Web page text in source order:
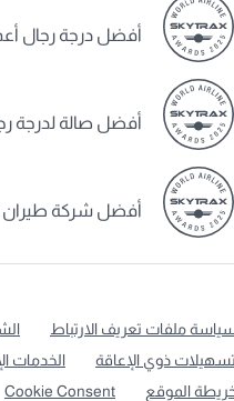
أفضل درجة رجال
أفضل صالة لدرجة
أفضل شركة
ملفات تعريف الارتباط
ذوي الإعاقة
الخدمات
الموقع
Cookie Consent